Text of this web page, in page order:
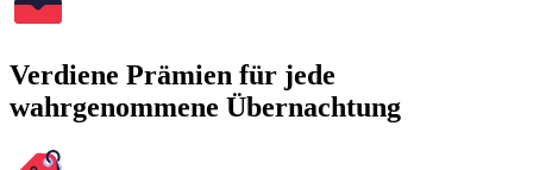
Verdiene Prämien für jede
wahrgenommene Übernachtung